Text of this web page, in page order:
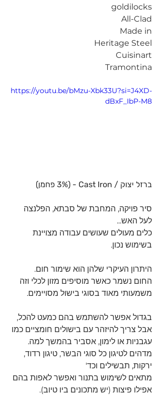
goldilocks
All-Clad
Made in
Heritage Steel
Cuisinart
Tramontina
https://youtu.be/bMzu-Xbk33U?si=J4XD-
dBxF_IbP-M8
ברזל יצוק / Cast Iron - (3% פחמן)
סיר פויקה, המחבת של סבתא, הפלנצה
לעל האש...
כלים מעולים שעושים עבודה מצויינת
בשימוש נכון.
היתרון העיקרי שלהן הוא שימור חום.
החום נשמר כאשר מוסיפים מזון לכלי וזה
משמעותי מאוד בסוגי בישול מסויימים.
בגדול אפשר להשתמש בהם כמעט להכל,
אבל צריך להיזהר עם בישולים חומציים כמו
עגבניות או לימון, אסביר בהמשך למה.
מדהים לטיגון כל סוגי הבשר, טיגון רדוד,
ירקות, תבשילים וכד'
מתאים לשימוש בתנור ואפשר לאפות בהם
אפילו פיצות (יש מתכונים ביו טיוב).